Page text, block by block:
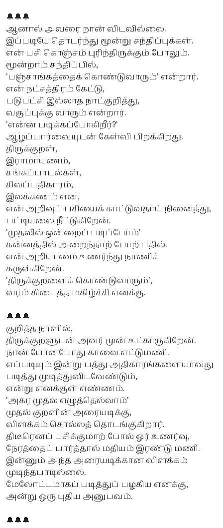
🔔🔔🔔
ஆனால் அவரை நான் விடவில்லை.
இப்படியே தொடர்ந்து மூன்று சந்திப்புக்கள்.
என் பசி கொஞ்சம் புரிந்திருக்கும் போலும்.
மூன்றாம் சந்திப்பில்,
'பஞ்சாங்கத்தைக் கொண்டுவாரும்' என்றார்.
என் நட்சத்திரம் கேட்டு,
படுபட்சி இல்லாத நாட்குறித்து,
வகுப்புக்கு வாரும் என்றார்.
'என்ன படிக்கப்போகிறீர்?'
ஆழப்பார்வையுடன் கேள்வி பிறக்கிறது.
திருக்குறள்,
இராமாயணம்,
சங்கப்பாடல்கள்,
சிலப்பதிகாரம்,
இலக்கணம் என,
என் அறிவுப் பசியைக் காட்டுவதாய் நினைத்து,
பட்டியலை நீட்டுகிறேன்.
'முதலில் ஒன்றைப் படிப்போம்'
கன்னத்தில் அறைந்தாற் போற் பதில்.
என் அறியாமை உணர்ந்து நாணிச்
சுருள்கிறேன்.
'திருக்குறளைக் கொண்டுவாரும்',
வரம் கிடைத்த மகிழ்ச்சி எனக்கு.
🔔🔔🔔
குறித்த நாளில்,
திருக்குறளுடன் அவர் முன் உட்காருகிறேன்.
நான் போனபோது காலை எட்டுமணி.
எப்படியும் இன்று பத்து அதிகாரங்களையாவது
படித்து முடித்துவிடவேண்டும்,
என்று எனக்குள் எண்ணம்.
'அகர முதல எழுத்தெல்லாம்'
முதல் குறளின் அரையடிக்கு,
விளக்கம் சொல்லத் தொடங்குகிறார்.
திடீரெனப் பசிக்குமாற் போல் ஓர் உணர்வு,
நேரத்தைப் பார்த்தால் மதியம் இரண்டு மணி.
இன்னும் அந்த அரையடிக்கான விளக்கம்
முடிந்தபாடில்லை.
மேலோட்டமாகப் படித்துப் பழகிய எனக்கு,
அன்று ஒரு புதிய அனுபவம்.
🔔🔔🔔